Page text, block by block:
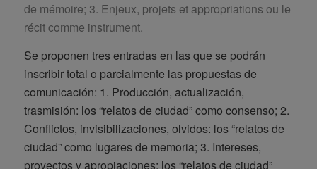
de mémoire; 3. Enjeux, projets et appropriations ou le
récit comme instrument.
Se proponen tres entradas en las que se podrán
inscribir total o parcialmente las propuestas de
comunicación: 1. Producción, actualización,
trasmisión: los “relatos de ciudad” como consenso; 2.
Conflictos, invisibilizaciones, olvidos: los “relatos de
ciudad” como lugares de memoria; 3. Intereses,
proyectos y apropiaciones: los “relatos de ciudad”